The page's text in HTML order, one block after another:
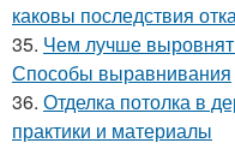
каковы последствия
35. Чем лучше
Способы выравнивания
36. Отделка потолка в
практики и материалы